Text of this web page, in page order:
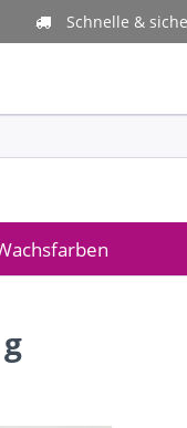
Schnelle &